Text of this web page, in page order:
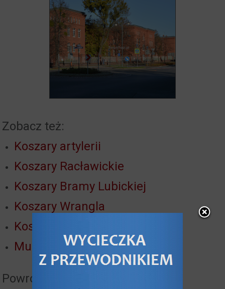
Zobacz też:
Koszary artylerii
Koszary Racławickie
Koszary Bramy Lubickiej
Koszary Wrangla
Koszary ułanów
Muzeum Twierdzy Toruń
Powrót do: